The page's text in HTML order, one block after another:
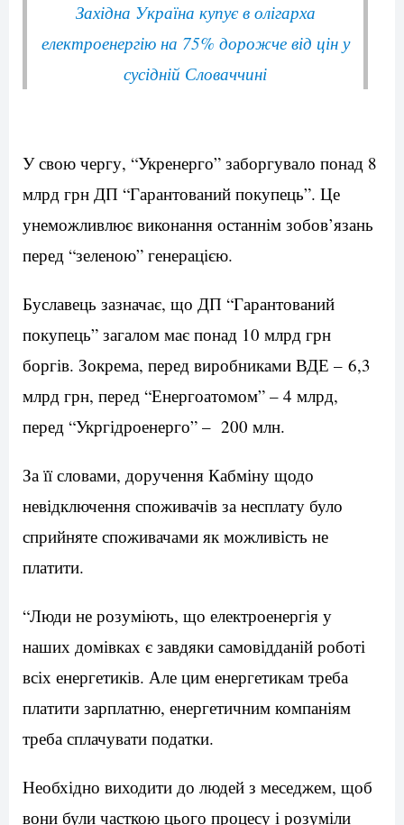
Західна Україна купує в олігарха
електроенергію на 75% дорожче від цін у
сусідній Словаччині
У свою чергу, “Укренерго” заборгувало понад 8
млрд грн ДП “Гарантований покупець”. Це
унеможливлює виконання останнім зобов’язань
перед “зеленою” генерацією.
Буславець зазначає, що ДП “Гарантований
покупець” загалом має понад 10 млрд грн
боргів. Зокрема, перед виробниками ВДЕ – 6,3
млрд грн, перед “Енергоатомом” – 4 млрд,
перед “Укргідроенерго” – 200 млн.
За її словами, доручення Кабміну щодо
невідключення споживачів за несплату було
сприйняте споживачами як можливість не
платити.
“Люди не розуміють, що електроенергія у
наших домівках є завдяки самовідданій роботі
всіх енергетиків. Але цим енергетикам треба
платити зарплатню, енергетичним компаніям
треба сплачувати податки.
Необхідно виходити до людей з меседжем, щоб
вони були часткою цього процесу і розуміли